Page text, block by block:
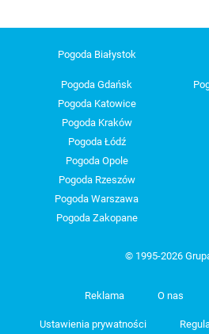
Pogoda Białystok
Pogoda Gdańsk
Pogoda Katowice
Pogoda Kraków
Pogoda Łódź
Pogoda Opole
Pogoda Rzeszów
Pogoda Warszawa
Pogoda Zakopane
© 1995-2026
Reklama O nas
Ustawienia prywatności